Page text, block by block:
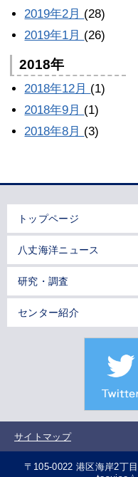
2019年2月 (28)
2019年1月 (26)
2018年
2018年12月 (1)
2018年9月 (1)
2018年8月 (3)
トップページ
八丈海洋ニュース
研究・調査
センター紹介
サイトマップ
〒105-0022 港区海岸2丁